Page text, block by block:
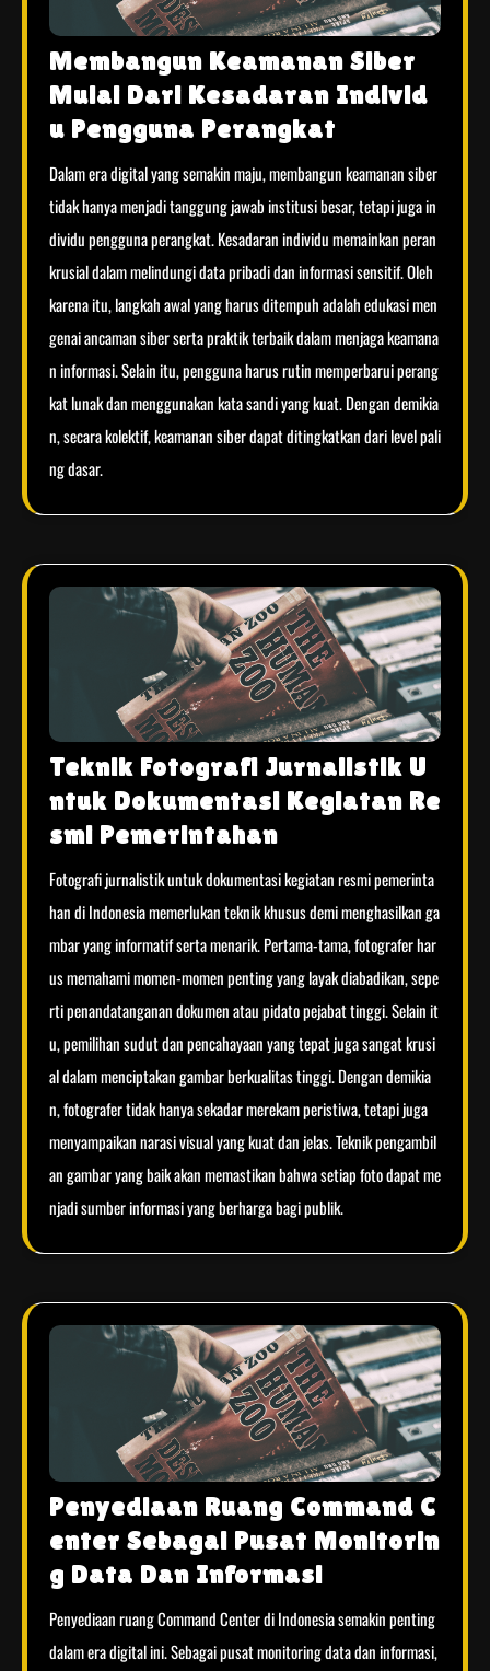
Membangun Keamanan Siber
Mulai Dari Kesadaran Individ
u Pengguna Perangkat
Dalam era digital yang semakin maju, membangun keamanan siber
tidak hanya menjadi tanggung jawab institusi besar, tetapi juga in
dividu pengguna perangkat. Kesadaran individu memainkan peran
krusial dalam melindungi data pribadi dan informasi sensitif. Oleh
karena itu, langkah awal yang harus ditempuh adalah edukasi men
genai ancaman siber serta praktik terbaik dalam menjaga keamana
n informasi. Selain itu, pengguna harus rutin memperbarui perang
kat lunak dan menggunakan kata sandi yang kuat. Dengan demikia
n, secara kolektif, keamanan siber dapat ditingkatkan dari level pali
ng dasar.
Teknik Fotografi Jurnalistik U
ntuk Dokumentasi Kegiatan Re
smi Pemerintahan
Fotografi jurnalistik untuk dokumentasi kegiatan resmi pemerinta
han di Indonesia memerlukan teknik khusus demi menghasilkan ga
mbar yang informatif serta menarik. Pertama-tama, fotografer har
us memahami momen-momen penting yang layak diabadikan, sepe
rti penandatanganan dokumen atau pidato pejabat tinggi. Selain it
u, pemilihan sudut dan pencahayaan yang tepat juga sangat krusi
al dalam menciptakan gambar berkualitas tinggi. Dengan demikia
n, fotografer tidak hanya sekadar merekam peristiwa, tetapi juga
menyampaikan narasi visual yang kuat dan jelas. Teknik pengambil
an gambar yang baik akan memastikan bahwa setiap foto dapat me
njadi sumber informasi yang berharga bagi publik.
Penyediaan Ruang Command C
enter Sebagai Pusat Monitorin
g Data Dan Informasi
Penyediaan ruang Command Center di Indonesia semakin penting
dalam era digital ini. Sebagai pusat monitoring data dan informasi,